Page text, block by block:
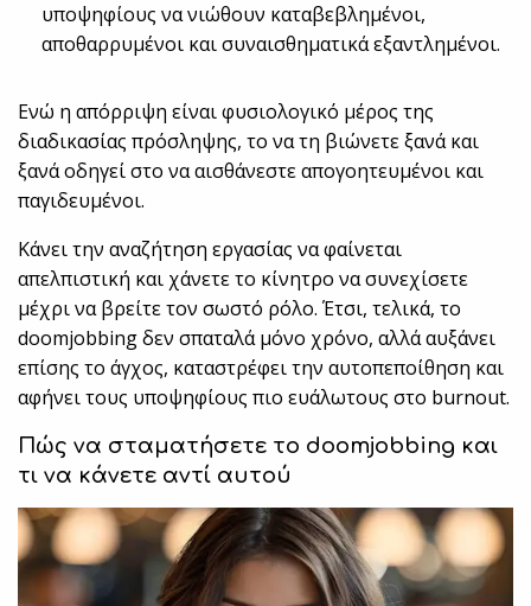
υποψηφίους να νιώθουν καταβεβλημένοι,
αποθαρρυμένοι και συναισθηματικά εξαντλημένοι.
Ενώ η απόρριψη είναι φυσιολογικό μέρος της
διαδικασίας πρόσληψης, το να τη βιώνετε ξανά και
ξανά οδηγεί στο να αισθάνεστε απογοητευμένοι και
παγιδευμένοι.
Κάνει την αναζήτηση εργασίας να φαίνεται
απελπιστική και χάνετε το κίνητρο να συνεχίσετε
μέχρι να βρείτε τον σωστό ρόλο. Έτσι, τελικά, το
doomjobbing δεν σπαταλά μόνο χρόνο, αλλά αυξάνει
επίσης το άγχος, καταστρέφει την αυτοπεποίθηση και
αφήνει τους υποψηφίους πιο ευάλωτους στο burnout.
Πώς να σταματήσετε το doomjobbing και
τι να κάνετε αντί αυτού